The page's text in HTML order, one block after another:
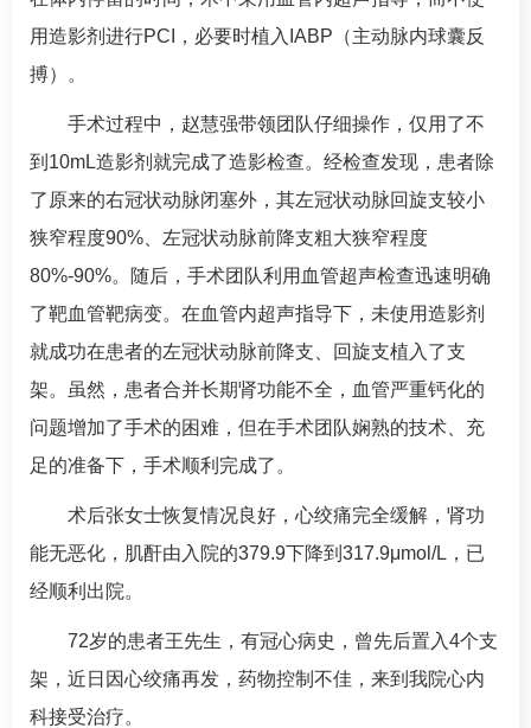
用造影剂进行PCI
，必要时植入IABP（主动脉内球囊反
搏）。
手术过程中， 赵慧强带领团队仔细操作，仅用了不
到 10mL造影剂就完成了造影检查。经检查发现，患者除
了原来的右冠状动脉闭塞外，其左冠状动脉回旋支较小
狭窄程度90%、左冠状动脉前降支粗大狭窄程度
80%-90%。随后，手术团队利用血管超声检查迅速明确
了靶血管靶病变。在血管内超声指导下，未使用造影剂
就成功在患者的左冠状动脉前降支、回旋支植入了支
架。虽然，患者合并长期肾功能不全，血管严重钙化的
问题增加了手术的困难，但在手术团队娴熟的技术、充
足的准备下，手术顺利完成了。
术后张女士恢复情况良好，心绞痛完全缓解，肾功
能无恶化，肌酐由入院的379.9下降到317.9μmol/L，已
经顺利出院。
72岁的患者王先生，有冠心病史，曾先后置入4个支
架，近日因心绞痛再发，药物控制不佳，来到我院心内
科接受治疗。